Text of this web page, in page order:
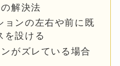
解決法
ョンの左右や前に既
を設ける
がズレている場合